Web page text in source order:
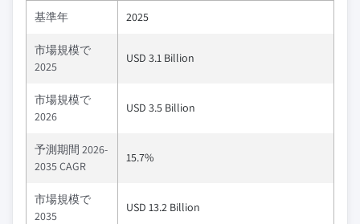
基準年 2025
市場規模で
2025
USD 3.1 Billion
市場規模で
2026
USD 3.5 Billion
予測期間 2026-
2035 CAGR
15.7%
市場規模で
2035
USD 13.2 Billion